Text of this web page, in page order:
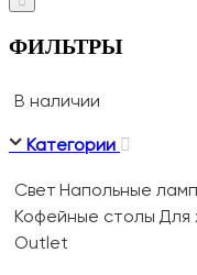
ФИЛЬТРЫ
В наличии
Категории
Свет Напольные
Кофейные столы Для
Outlet